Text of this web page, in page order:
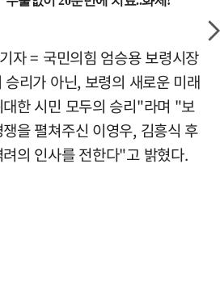
자 = 국민의힘 엄승용 보령시장
리가 아닌, 보령의 새로운 미래
한 시민 모두의 승리"라며 "보
을 펼쳐주신 이영우, 김흥식 후
의 인사를 전한다"고 밝혔다.